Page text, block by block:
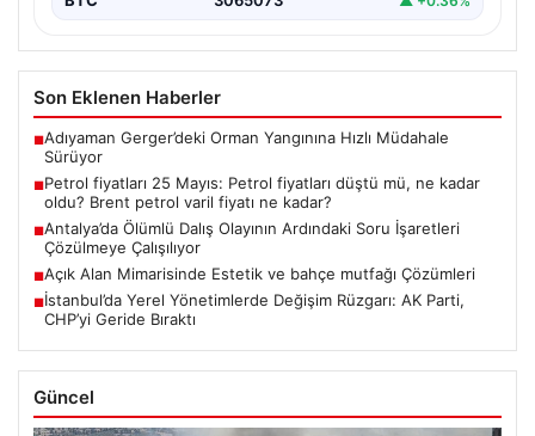
Son Eklenen Haberler
■Adıyaman Gerger’deki Orman Yangınına Hızlı Müdahale
Sürüyor
■Petrol fiyatları 25 Mayıs: Petrol fiyatları düştü mü, ne kadar
oldu? Brent petrol varil fiyatı ne kadar?
■Antalya’da Ölümlü Dalış Olayının Ardındaki Soru İşaretleri
Çözülmeye Çalışılıyor
■Açık Alan Mimarisinde Estetik ve bahçe mutfağı Çözümleri
■İstanbul’da Yerel Yönetimlerde Değişim Rüzgarı: AK Parti,
CHP’yi Geride Bıraktı
Güncel